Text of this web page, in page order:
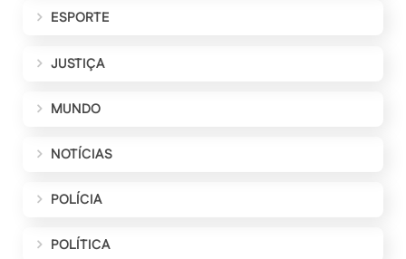
ESPORTE
JUSTIÇA
MUNDO
NOTÍCIAS
POLÍCIA
POLÍTICA